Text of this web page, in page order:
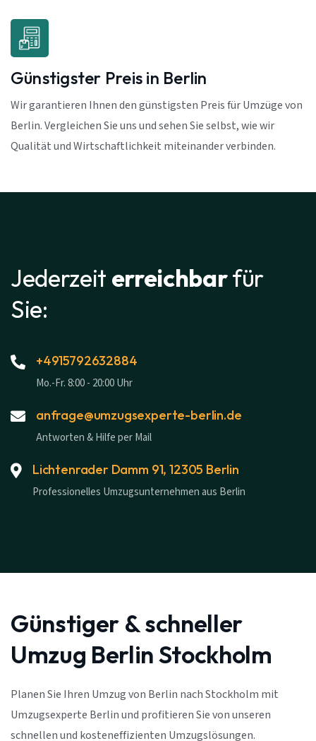
Günstigster Preis in Berlin
Wir garantieren Ihnen den günstigsten Preis für Umzüge von
Berlin. Vergleichen Sie uns und sehen Sie selbst, wie wir
Qualität und Wirtschaftlichkeit miteinander verbinden.
Jederzeit erreichbarfür
Sie:
+4915792632884
Mo.-Fr. 8:00 - 20:00 Uhr
anfrage@umzugsexperte-berlin.de
Antworten & Hilfe per Mail
Lichtenrader Damm 91, 12305 Berlin
Professionelles Umzugsunternehmen aus Berlin
Günstiger & schneller
Umzug Berlin Stockholm
Planen Sie Ihren Umzug von Berlin nach Stockholm mit
Umzugsexperte Berlin und profitieren Sie von unseren
schnellen und kosteneffizienten Umzugslösungen.